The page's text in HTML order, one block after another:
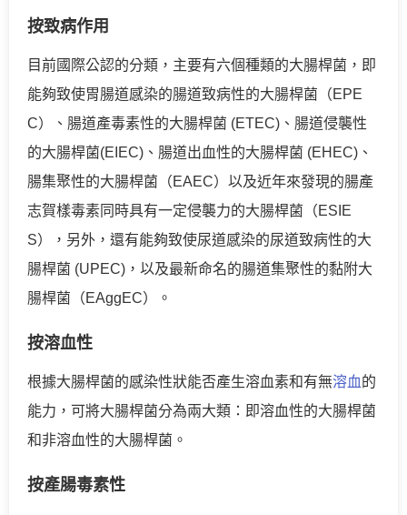
按致病作用
目前國際公認的分類，主要有六個種類的大腸桿菌，即
能夠致使胃腸道感染的腸道致病性的大腸桿菌（EPE
C）、腸道產毒素性的大腸桿菌 (ETEC)、腸道侵襲性
的大腸桿菌(EIEC)、腸道出血性的大腸桿菌 (EHEC)、
腸集聚性的大腸桿菌（EAEC）以及近年來發現的腸產
志賀樣毒素同時具有一定侵襲力的大腸桿菌（ESIE
S），另外，還有能夠致使尿道感染的尿道致病性的大
腸桿菌 (UPEC)，以及最新命名的腸道集聚性的黏附大
腸桿菌（EAggEC）。
按溶血性
根據大腸桿菌的感染性狀能否產生溶血素和有無溶血的
能力，可將大腸桿菌分為兩大類：即溶血性的大腸桿菌
和非溶血性的大腸桿菌。
按產腸毒素性